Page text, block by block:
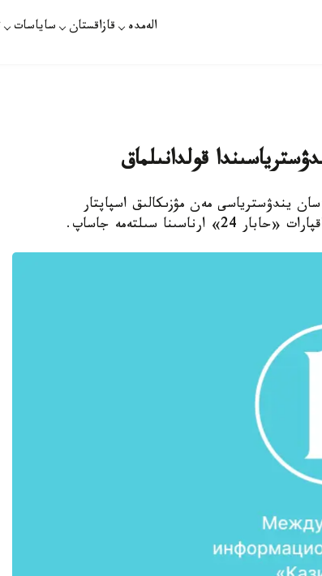
الەمدە قازاقستان ساياسات
قولدانىلماق
يندۋسترياسى مەن مۋزىكالىق اسپاپتار
سىلتەمە جاساپ.